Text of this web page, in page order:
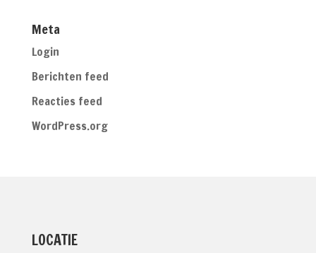
Meta
Login
Berichten feed
Reacties feed
WordPress.org
LOCATIE